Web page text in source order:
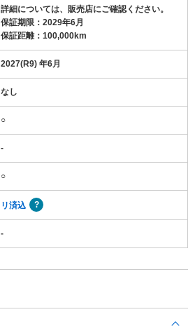
詳細については、販売店にご確認ください。
保証期限：2029年6月
保証距離：100,000km
2027(R9) 年6月
なし
○
-
○
リ済込
-